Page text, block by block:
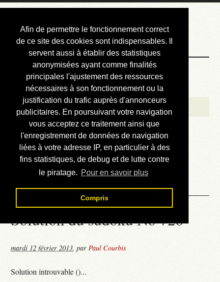
Afin de permettre le fonctionnement correct
de ce site des cookies sont indispensables. Il
servent aussi à établir des statistiques
anonymisées ayant comme finalités
principales l'ajustement des ressources
nécessaires à son fonctionnement ou la
justification du trafic auprès d'annonceurs
publicitaires. En poursuivant votre navigation
vous acceptez ce traitement ainsi que
l'enregistrement de données de navigation
liées à votre adresse IP, en particulier à des
fins statistiques, de debug et de lutte contre
le piratage. Pour en savoir plus
Compris
Courbis, « LE »
Blog Officiel
Bienvenue
Réalisations
Divers (et d’été)
Annonces
Liens externes
Téléchargement
Contact
Solution du sudoku No 726
mardi 12 février 2013,parPaul Courbis
Solution introuvable ()...